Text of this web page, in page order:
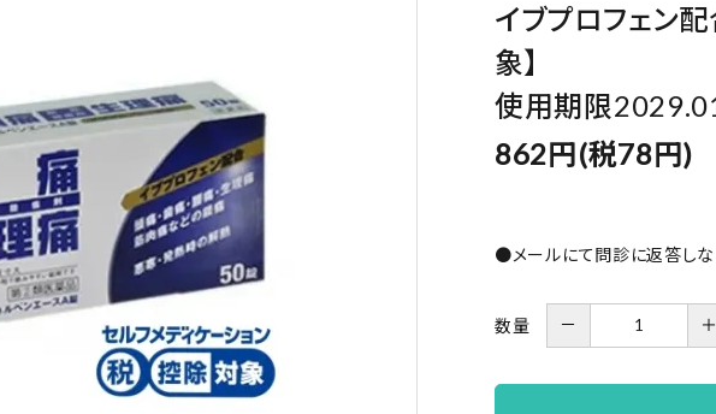
イブプロフェン
象】
使用期限
862円(税78円)
●メールにて問診に返答しな
数量 － ＋